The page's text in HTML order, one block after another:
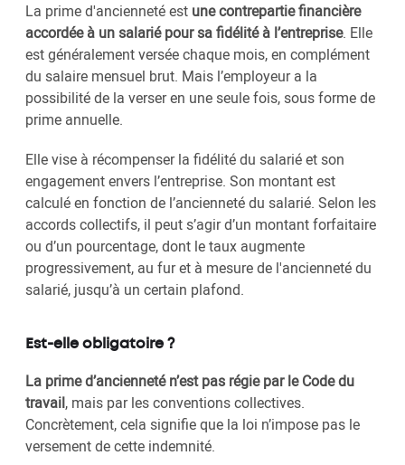
La prime d'ancienneté est une contrepartie financière
accordée à un salarié pour sa fidélité à l’entreprise. Elle
est généralement versée chaque mois, en complément
du salaire mensuel brut. Mais l’employeur a la
possibilité de la verser en une seule fois, sous forme de
prime annuelle.
Elle vise à récompenser la fidélité du salarié et son
engagement envers l’entreprise. Son montant est
calculé en fonction de l’ancienneté du salarié. Selon les
accords collectifs, il peut s’agir d’un montant forfaitaire
ou d’un pourcentage, dont le taux augmente
progressivement, au fur et à mesure de l'ancienneté du
salarié, jusqu’à un certain plafond.
Est-elle obligatoire ?
La prime d’ancienneté n’est pas régie par le Code du
travail, mais par les conventions collectives.
Concrètement, cela signifie que la loi n’impose pas le
versement de cette indemnité.